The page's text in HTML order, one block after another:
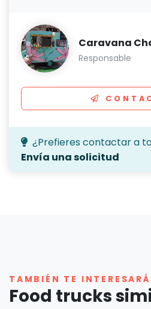
Caravana
Responsable
¿Prefieres contactar a
Envía una solicitud
TAMBIÉN TE INTERESARÁ
Food trucks